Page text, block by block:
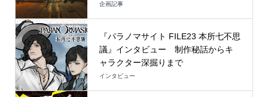
企画記事
『パラノマサイト FILE23 本所七不思
議』インタビュー 制作秘話からキ
ャラクター深掘りまで
インタビュー